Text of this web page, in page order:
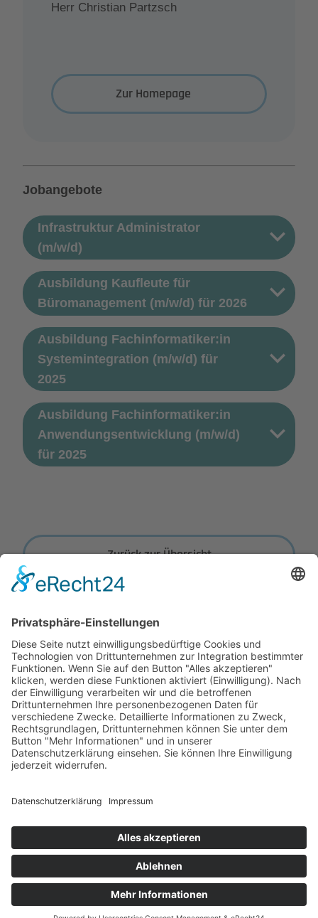
Herr Christian Partzsch
Zur Homepage
Jobangebote
Infrastruktur Administrator
(m/w/d)
Ausbildung Kaufleute für
Büromanagement (m/w/d) für 2026
Ausbildung Fachinformatiker:in
Systemintegration (m/w/d) für
2025
Ausbildung Fachinformatiker:in
Anwendungsentwicklung (m/w/d)
für 2025
Zurück zur Übersicht